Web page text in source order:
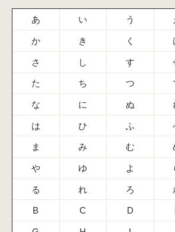
あ い う
か き く
さ し す
た ち つ
な に ぬ
は ひ ふ
ま み む
や ゆ よ
る れ ろ
B C D